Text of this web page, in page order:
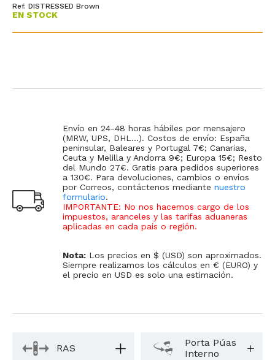
Ref. DISTRESSED Brown
EN STOCK
Envío en 24-48 horas hábiles por mensajero
(MRW, UPS, DHL...). Costos de envío: España
peninsular, Baleares y Portugal 7€; Canarias,
Ceuta y Melilla y Andorra 9€; Europa 15€; Resto
del Mundo 27€. Gratis para pedidos superiores
a 130€. Para devoluciones, cambios o envíos
por Correos, contáctenos mediante nuestro
formulario.
IMPORTANTE: No nos hacemos cargo de los
impuestos, aranceles y las tarifas aduaneras
aplicadas en cada país o región.
Nota: Los precios en $ (USD) son aproximados.
Siempre realizamos los cálculos en € (EURO) y
el precio en USD es solo una estimación.
RAS
Porta Púas
Interno